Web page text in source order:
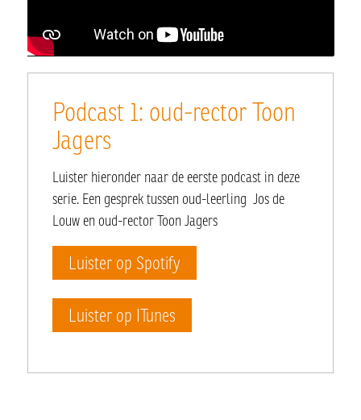
Podcast 1: oud-rector Toon
Jagers
Luister hieronder naar de eerste podcast in deze
serie. Een gesprek tussen oud-leerling Jos de
Louw en oud-rector Toon Jagers
Luister op Spotify
Luister op ITunes